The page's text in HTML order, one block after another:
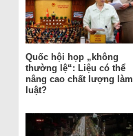
Quốc hội họp „không
thường lệ“: Liệu có thể
nâng cao chất lượng làm
luật?